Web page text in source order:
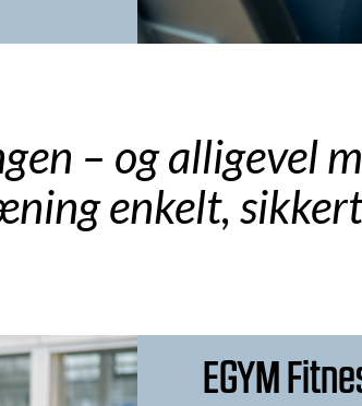
– og alligevel
enkelt,
EGYM